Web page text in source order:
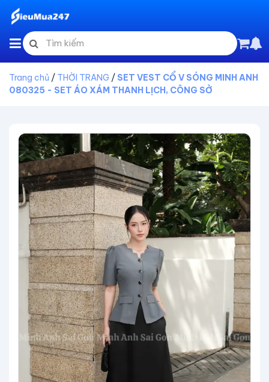
Trang chủ / THỜI TRANG / SET VEST CỔ V SÓNG MINH ANH
080325 - SET ÁO XÁM THANH LỊCH, CÔNG SỞ